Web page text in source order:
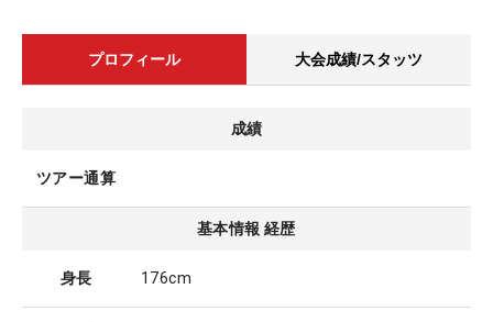
プロフィール 大会成績/スタッツ
成績
ツアー通算
基本情報 経歴
身長 176cm